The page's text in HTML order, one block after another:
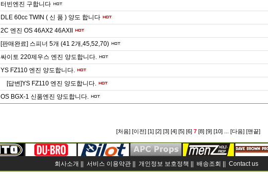
터빈엔진 구합니다
DLE 60cc TWIN ( 신 품 ) 양도 합니다
2C 엔진 OS 46AX2 46AXII
[판매완료] 스피너 5개 (41 2개,45,52,70)
싸이토 220제우스 엔진 양도합니다.
YS FZ110 엔진 양도합니다.
[답변]YS FZ110 엔진 양도합니다.
OS BGX-1 신품엔진 양도합니다.
[처음] [이전] [1] [2] [3] [4] [5] [6] 7 [8] [9] [10] [다음] [맨끝]
회사소개 || 서비스 이용약관 || 개인정보 보호정책 || 배송조회 || Contact us